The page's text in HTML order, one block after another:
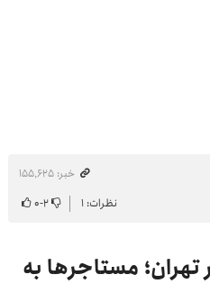
خبر: ۱۵۵٬۶۲۵
نظرات: ۱ ۲-۰
مستاجرها به